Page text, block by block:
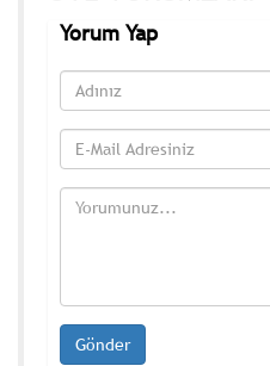
Yorum Yap